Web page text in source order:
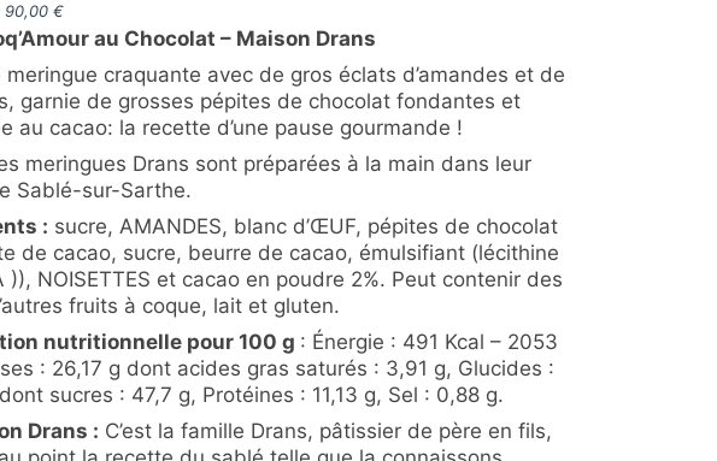
90,00 €
au Chocolat – Maison Drans
meringue craquante avec de gros éclats d’amandes et de
garnie de grosses pépites de chocolat fondantes et
au cacao: la recette d’une pause gourmande !
meringues Drans sont préparées à la main dans leur
Sablé-sur-Sarthe.
: sucre, AMANDES, blanc d’ŒUF, pépites de chocolat
de cacao, sucre, beurre de cacao, émulsifiant (lécithine
)), NOISETTES et cacao en poudre 2%. Peut contenir des
fruits à coque, lait et gluten.
nutritionnelle pour 100 g : Énergie : 491 Kcal – 2053
: 26,17 g dont acides gras saturés : 3,91 g, Glucides :
sucres : 47,7 g, Protéines : 11,13 g, Sel : 0,88 g.
Drans : C’est la famille Drans, pâtissier de père en fils,